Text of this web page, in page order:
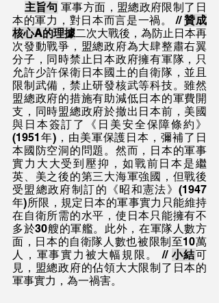
主旨句 軍事方面，盟總政府限制了日
本的軍力，對日本而言是一禍。 // 贊成
核心A的理據二次大戰後，為防止日本再
次發動戰爭，盟總政府為大肆整肅右翼
分子，同時禁止日本政府擁有軍隊，只
允許少許保衛日本國土的自衛隊，並且
限制武備，禁止研發核武等科技。雖然
盟總政府的措施有助減低日本的軍費開
支，同時盟總政府於撤出日本前，美國
與日本簽訂了《日美安全保障條約》
(1951年)，由美軍保護日本，彌補了日
本國防空洞的問題。然而，日本的軍事
實力大大受到壓抑，如戰前日本是繼
英、美之後的第三大海軍強國，但戰後
受盟總政府制訂的《昭和憲法》(1947
年)所限，規定日本的軍事實力只能維持
在自衛所需的水平，使日本只能擁有不
多於30艘的軍艦。此外，在軍隊人數方
面，日本的自衛隊人數也被限制至10萬
人，軍事實力被大幅規限。 // 小結可
見，盟總政府的佔領大大限制了日本的
軍事實力，為一禍害。